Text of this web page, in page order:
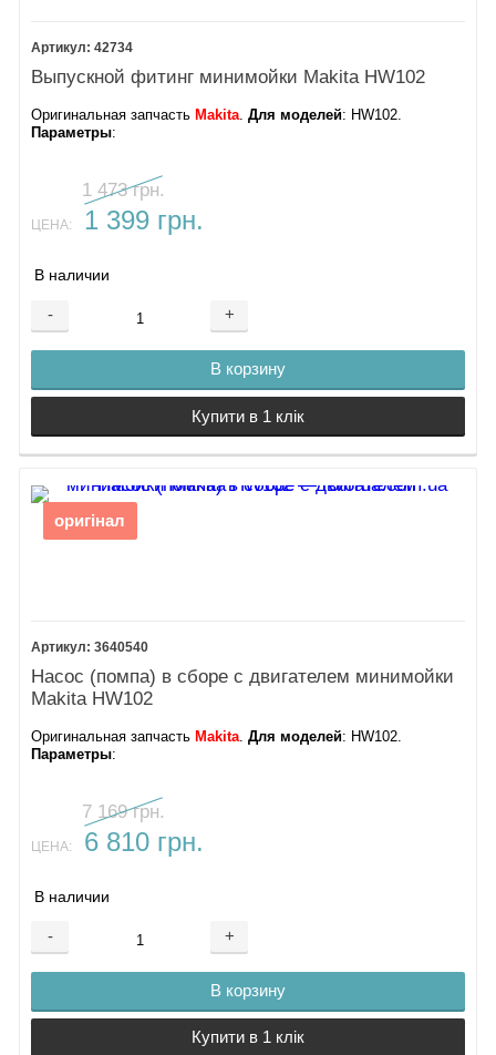
42734
Выпускной фитинг минимойки Makita HW102
Оригинальная запчасть Makita.Для моделей: HW102.
Параметры:
1 473 грн.
ЦЕНА: 1 399 грн.
В наличии
- +
В корзину
Купити в 1 клік
оригінал
3640540
Насос (помпа) в сборе с двигателем минимойки
Makita HW102
Оригинальная запчасть Makita.Для моделей: HW102.
Параметры:
7 169 грн.
ЦЕНА: 6 810 грн.
В наличии
- +
В корзину
Купити в 1 клік